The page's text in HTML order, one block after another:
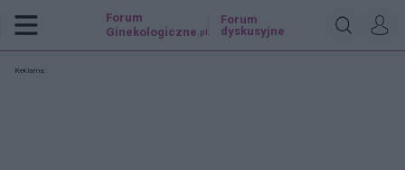
Forum
Ginekologiczne .pl
Forum
dyskusyjne
Reklama: